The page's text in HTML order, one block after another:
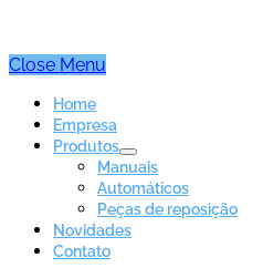
Close Menu
Home
Empresa
Produtos
Manuais
Automáticos
Peças de reposição
Novidades
Contato